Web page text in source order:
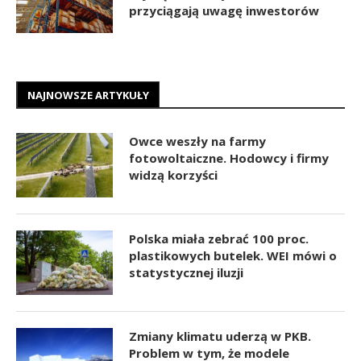
przyciągają uwagę inwestorów
NAJNOWSZE ARTYKUŁY
Owce weszły na farmy
fotowoltaiczne. Hodowcy i firmy
widzą korzyści
Polska miała zebrać 100 proc.
plastikowych butelek. WEI mówi o
statystycznej iluzji
Zmiany klimatu uderzą w PKB.
Problem w tym, że modele